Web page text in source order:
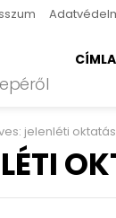
jelenléti oktatás